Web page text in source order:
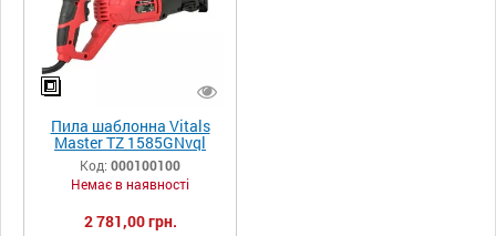
Пила шаблонна Vitals
Master TZ 1585GNvql
Код: 000100100
Немає в наявності
2 781,00 грн.